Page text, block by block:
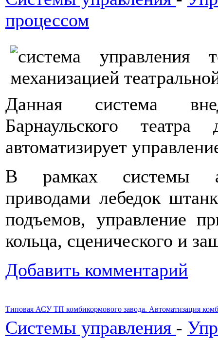
процессом
Данная система
Барнаульского
автоматизирует
В рамках системы
приводами лебедок
подъемов, управление
кольца, сценического и
Добавить комментарий
Типовая АСУ ТП комбикормового завода. Автоматизация
Системы управления -